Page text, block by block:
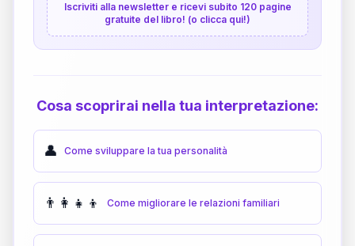
Iscriviti alla newsletter e ricevi subito 120 pagine
gratuite del libro! (o clicca qui!)
Cosa scoprirai nella tua interpretazione:
👤 Come sviluppare la tua personalità
👨‍👩‍👧‍👦 Come migliorare le relazioni familiari